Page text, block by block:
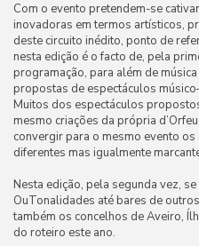
Com o evento pretendem-se
inovadoras em termos artísticos,
deste circuito inédito, ponto de
nesta edição é o facto de, pela
programação, para além de
propostas de espectáculos
Muitos dos espectáculos
mesmo criações da própria
convergir para o mesmo evento
diferentes mas igualmente
Nesta edição, pela segunda vez,
OuTonalidades até bares de
também os concelhos de Aveiro,
do roteiro este ano.